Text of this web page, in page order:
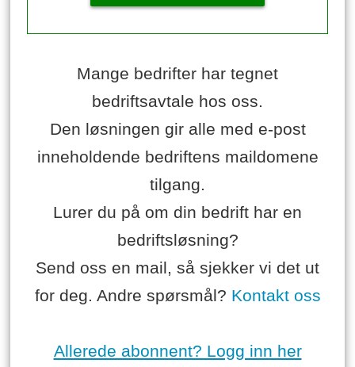
Mange bedrifter har tegnet
bedriftsavtale hos oss.
Den løsningen gir alle med e-post
inneholdende bedriftens maildomene
tilgang.
Lurer du på om din bedrift har en
bedriftsløsning?
Send oss en mail, så sjekker vi det ut
for deg. Andre spørsmål? Kontakt oss
Allerede abonnent? Logg inn her